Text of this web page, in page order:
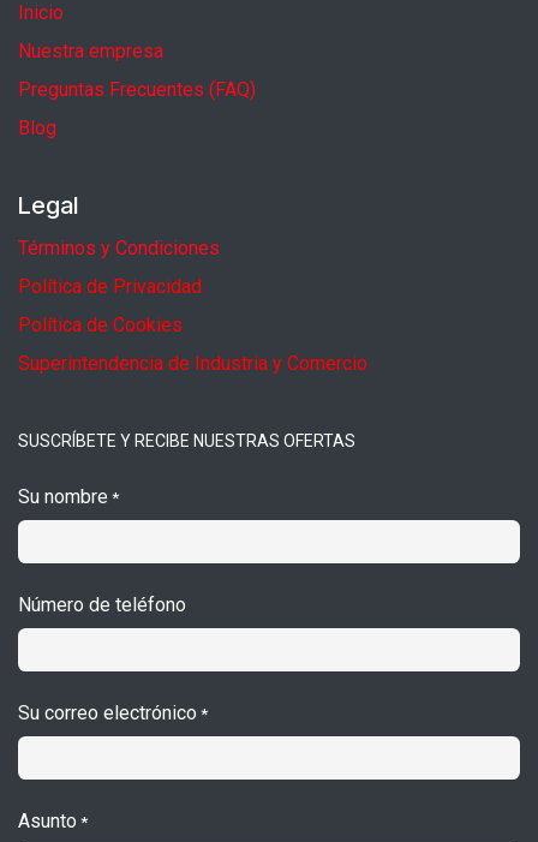
Inicio
Nuestra empresa
Preguntas Frecuentes (FAQ)
Blog
Legal
Términos y Condiciones
Política de Privacidad
Política de Cookies
Superintendencia de Industria y Comercio
SUSCRÍBETE Y RECIBE NUESTRAS OFERTAS
Su nombre *
Número de teléfono
Su correo electrónico *
Asunto *